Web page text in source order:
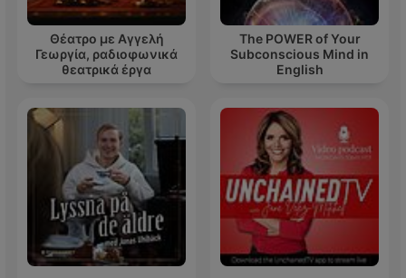
Θέατρο με Αγγελή
Γεωργία, ραδιοφωνικά
θεατρικά έργα
The POWER of Your
Subconscious Mind in
English